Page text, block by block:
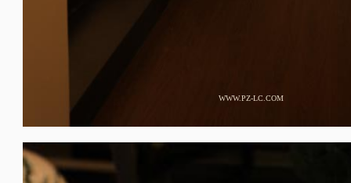
WWW.PZ-LC.COM